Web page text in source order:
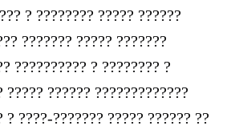
? ???????? ????? ??????
??????? ????? ???????
?????????? ? ???????? ?
????? ?????? ?????????????
? ????-??????? ????? ?????? ??